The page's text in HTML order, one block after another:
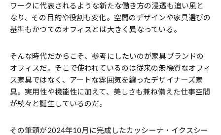
ワークに代表されるような新たな働き方の浸透も追い風と
なり、その目的や役割も変化。空間のデザインや家具選びの
基準もかつてのオフィスとは大きく異なっている。
そんな時代だからこそ、参考にしたいのが家具ブランドの
オフィスだ。そこで使われているのは従来の無機質なオフィ
ス家具ではなく、アートな雰囲気を纏ったデザイナーズ家
具。実用性や機能性に加えて、美しさも兼ね備えた仕事空間
が続々と誕生しているのだ。
その筆頭が2024年10月に完成したカッシーナ・イクスシー